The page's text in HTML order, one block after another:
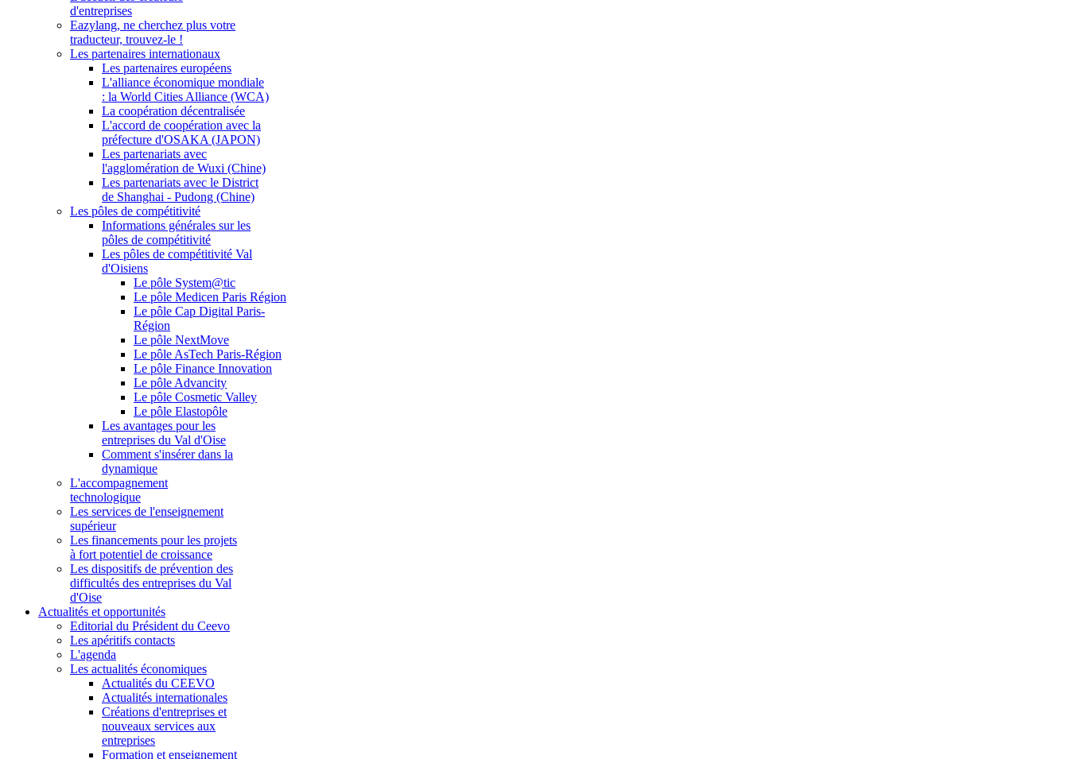
d'entreprises
Eazylang, ne cherchez plus votre
traducteur, trouvez-le !
Les partenaires internationaux
Les partenaires européens
L'alliance économique mondiale
: la World Cities Alliance (WCA)
La coopération décentralisée
L'accord de coopération avec la
préfecture d'OSAKA (JAPON)
Les partenariats avec
l'agglomération de Wuxi (Chine)
Les partenariats avec le District
de Shanghai - Pudong (Chine)
Les pôles de compétitivité
Informations générales sur les
pôles de compétitivité
Les pôles de compétitivité Val
d'Oisiens
Le pôle System@tic
Le pôle Medicen Paris Région
Le pôle Cap Digital Paris-
Région
Le pôle NextMove
Le pôle AsTech Paris-Région
Le pôle Finance Innovation
Le pôle Advancity
Le pôle Cosmetic Valley
Le pôle Elastopôle
Les avantages pour les
entreprises du Val d'Oise
Comment s'insérer dans la
dynamique
L'accompagnement
technologique
Les services de l'enseignement
supérieur
Les financements pour les projets
à fort potentiel de croissance
Les dispositifs de prévention des
difficultés des entreprises du Val
d'Oise
Actualités et opportunités
Editorial du Président du Ceevo
Les apéritifs contacts
L'agenda
Les actualités économiques
Actualités du CEEVO
Actualités internationales
Créations d'entreprises et
nouveaux services aux
entreprises
Formation et enseignement